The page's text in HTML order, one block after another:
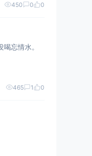
450 0 0
465 1 0